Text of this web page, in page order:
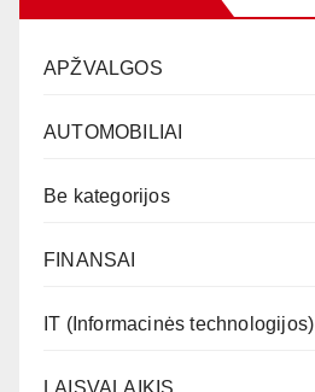
APŽVALGOS
AUTOMOBILIAI
Be kategorijos
FINANSAI
IT (Informacinės technologijos)
LAISVALAIKIS